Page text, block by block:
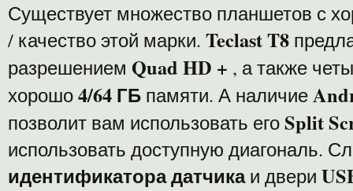
Существует множество планшетов с
/ качество этой марки. Teclast T8
разрешением Quad HD + , а также
хорошо4/64 ГБ памяти. А наличие
позволит вам использовать егоSplit
использовать доступную диагональ.
идентификатора датчикаи двери